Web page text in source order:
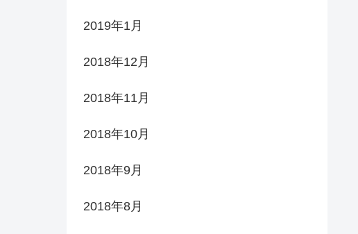
2019年1月
2018年12月
2018年11月
2018年10月
2018年9月
2018年8月